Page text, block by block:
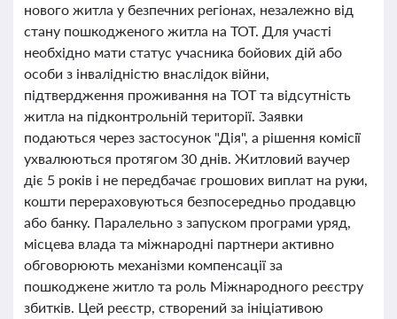
нового житла у безпечних регіонах, незалежно від
стану пошкодженого житла на ТОТ. Для участі
необхідно мати статус учасника бойових дій або
особи з інвалідністю внаслідок війни,
підтвердження проживання на ТОТ та відсутність
житла на підконтрольній території. Заявки
подаються через застосунок "Дія", а рішення комісії
ухвалюються протягом 30 днів. Житловий ваучер
діє 5 років і не передбачає грошових виплат на руки,
кошти перераховуються безпосередньо продавцю
або банку. Паралельно з запуском програми уряд,
місцева влада та міжнародні партнери активно
обговорюють механізми компенсації за
пошкоджене житло та роль Міжнародного реєстру
збитків. Цей реєстр, створений за ініціативою